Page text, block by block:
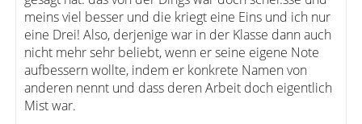
meins viel besser und die kriegt eine Eins und ich nur
eine Drei! Also, derjenige war in der Klasse dann auch
nicht mehr sehr beliebt, wenn er seine eigene Note
aufbessern wollte, indem er konkrete Namen von
anderen nennt und dass deren Arbeit doch eigentlich
Mist war.